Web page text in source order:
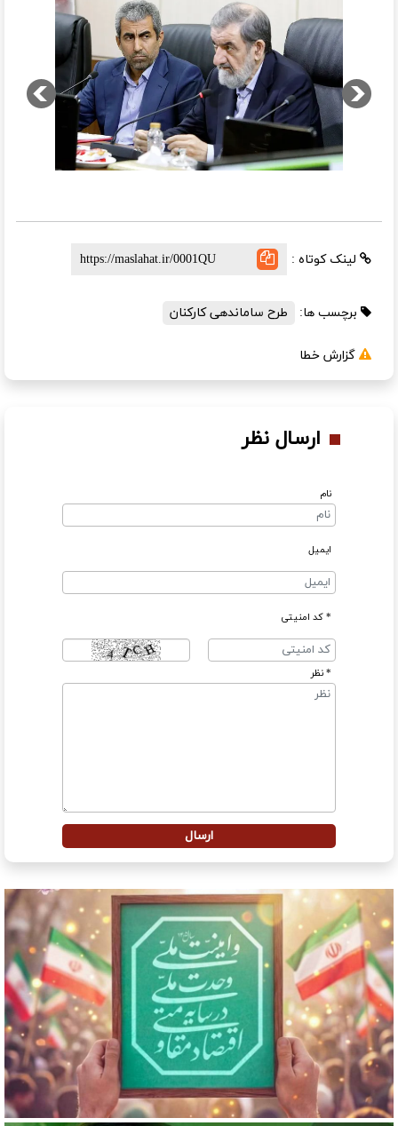
لینک کوتاه :
برچسب ها: طرح ساماندهی کارکنان
گزارش خطا
ارسال نظر
نام
ایمیل
* کد امنیتی
* نظر